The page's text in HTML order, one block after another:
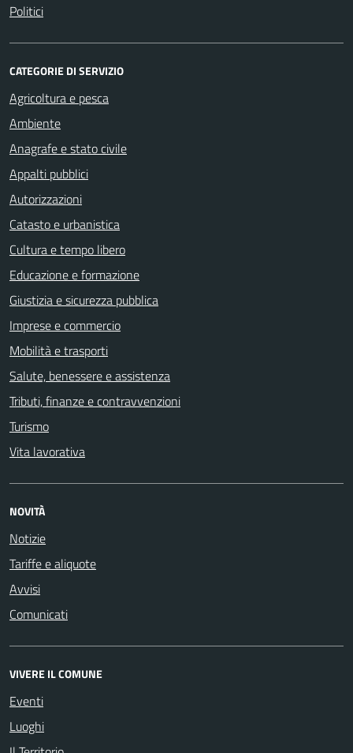
Politici
CATEGORIE DI SERVIZIO
Agricoltura e pesca
Ambiente
Anagrafe e stato civile
Appalti pubblici
Autorizzazioni
Catasto e urbanistica
Cultura e tempo libero
Educazione e formazione
Giustizia e sicurezza pubblica
Imprese e commercio
Mobilità e trasporti
Salute, benessere e assistenza
Tributi, finanze e contravvenzioni
Turismo
Vita lavorativa
NOVITÀ
Notizie
Tariffe e aliquote
Avvisi
Comunicati
VIVERE IL COMUNE
Eventi
Luoghi